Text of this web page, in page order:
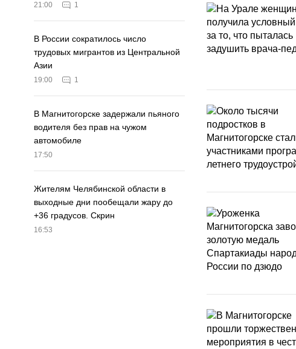
21:00 1
В России сократилось число
трудовых мигрантов из Центральной
Азии
19:00 1
В Магнитогорске задержали пьяного
водителя без прав на чужом
автомобиле
17:50
Жителям Челябинской области в
выходные дни пообещали жару до
+36 градусов. Скрин
16:53